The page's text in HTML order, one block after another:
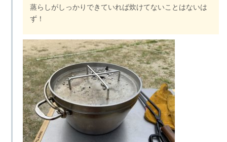
蒸らしがしっかりできていれば炊けてないことはないは
ず！